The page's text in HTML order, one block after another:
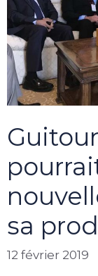
sa
12 février 2019